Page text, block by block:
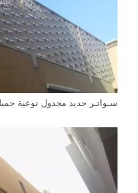
سـواتـر حديد مجدول نوعية